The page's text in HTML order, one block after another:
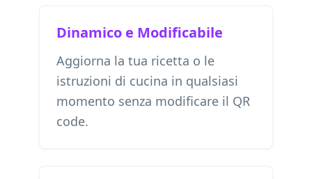
Dinamico e Modificabile
Aggiorna la tua ricetta o le
istruzioni di cucina in qualsiasi
momento senza modificare il QR
code.